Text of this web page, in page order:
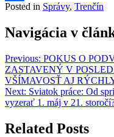
Share
Posted in Správy, Trenčín
Navigácia v
Previous: POKUS O
ZASTAVENÝ V
VŠÍMAVOSŤ AJ
Next: Sviatok práce: Od
vyzerať 1. máj v 21.
Related Posts